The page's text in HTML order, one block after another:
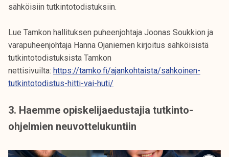
sähköisiin tutkintotodistuksiin.
Lue Tamkon hallituksen puheenjohtaja Joonas Soukkion ja
varapuheenjohtaja Hanna Ojaniemen kirjoitus sähköisistä
tutkintotodistuksista Tamkon
nettisivuilta: https://tamko.fi/ajankohtaista/sahkoinen-
tutkintotodistus-hitti-vai-huti/
3. Haemme opiskelijaedustajia tutkinto-
ohjelmien neuvottelukuntiin